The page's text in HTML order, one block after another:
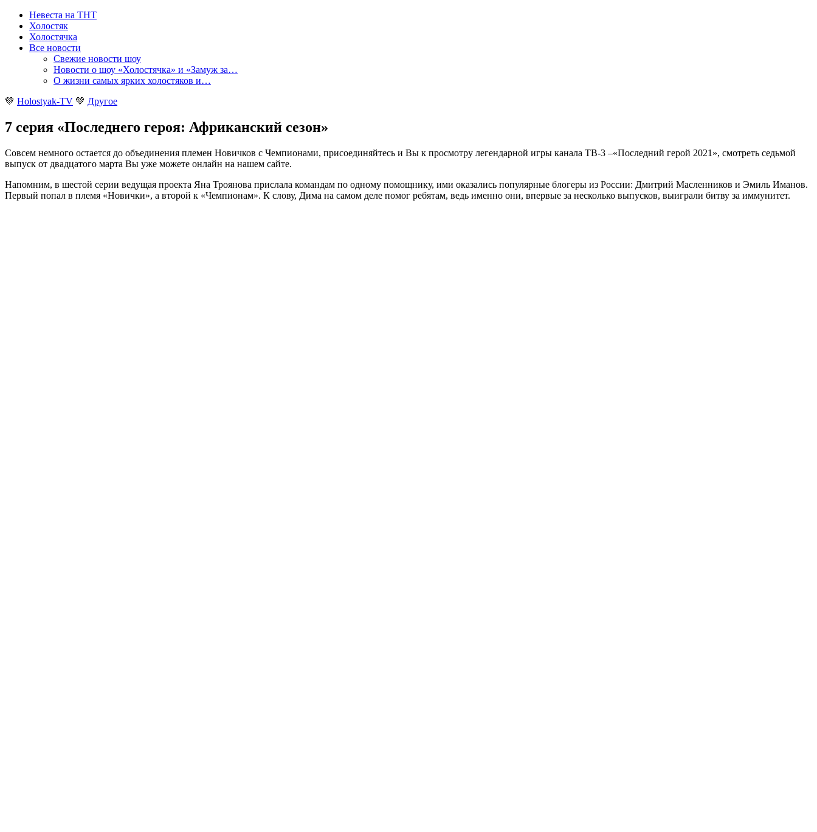
Невеста на ТНТ
Холостяк
Холостячка
Все новости
Свежие новости шоу
Новости о шоу «Холостячка» и «Замуж за…
О жизни самых ярких холостяков и…
💚 Holostyak-TV 💚 Другое
7 серия «Последнего героя: Африканский сезон»
Совсем немного остается до объединения племен Новичков с Чемпионами, присоединяйтесь и Вы к просмотру легендарной игры канала ТВ-3 –«Последний герой 2021», смотреть седьмой
выпуск от двадцатого марта Вы уже можете онлайн на нашем сайте.
Напомним, в шестой серии ведущая проекта Яна Троянова прислала командам по одному помощнику, ими оказались популярные блогеры из России: Дмитрий Масленников и Эмиль Иманов.
Первый попал в племя «Новички», а второй к «Чемпионам». К слову, Дима на самом деле помог ребятам, ведь именно они, впервые за несколько выпусков, выиграли битву за иммунитет.